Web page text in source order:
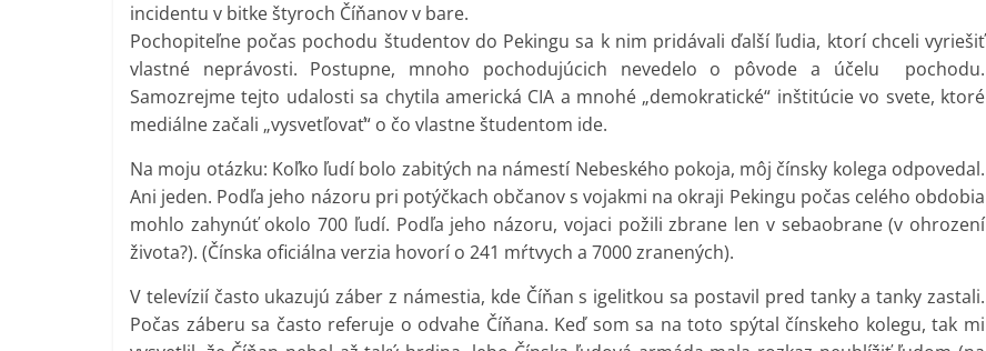
incidentu v bitke štyroch Číňanov v bare.
Pochopiteľne počas pochodu študentov do Pekingu sa k nim pridávali ďalší ľudia, ktorí chceli vyriešiť
vlastné neprávosti. Postupne, mnoho pochodujúcich nevedelo o pôvode a účelu pochodu.
Samozrejme tejto udalosti sa chytila americká CIA a mnohé „demokratické“ inštitúcie vo svete, ktoré
mediálne začali „vysvetľovať“ o čo vlastne študentom ide.
Na moju otázku: Koľko ľudí bolo zabitých na námestí Nebeského pokoja, môj čínsky kolega odpovedal.
Ani jeden. Podľa jeho názoru pri potýčkach občanov s vojakmi na okraji Pekingu počas celého obdobia
mohlo zahynúť okolo 700 ľudí. Podľa jeho názoru, vojaci požili zbrane len v sebaobrane (v ohrození
života?). (Čínska oficiálna verzia hovorí o 241 mŕtvych a 7000 zranených).
V televízií často ukazujú záber z námestia, kde Číňan s igelitkou sa postavil pred tanky a tanky zastali.
Počas záberu sa často referuje o odvahe Číňana. Keď som sa na toto spýtal čínskeho kolegu, tak mi